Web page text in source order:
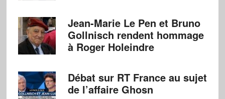
Jean-Marie Le Pen et Bruno
Gollnisch rendent hommage
à Roger Holeindre
Débat sur RT France au sujet
de l’affaire Ghosn